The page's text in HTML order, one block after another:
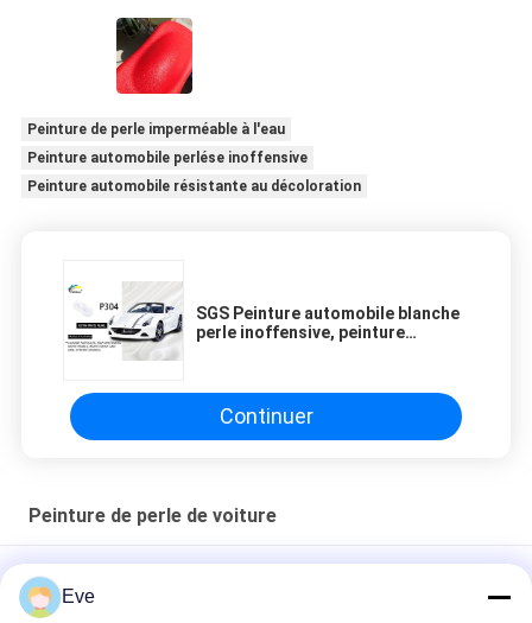
Peinture de perle imperméable à l'eau
Peinture automobile perlése inoffensive
Peinture automobile résistante au décoloration
SGS Peinture automobile blanche
perle inoffensive, peinture
Continuer
Peinture de perle de voiture
Peinture à perles de voiture anti-moisi
Eve